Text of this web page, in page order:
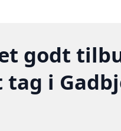
godt
tag i